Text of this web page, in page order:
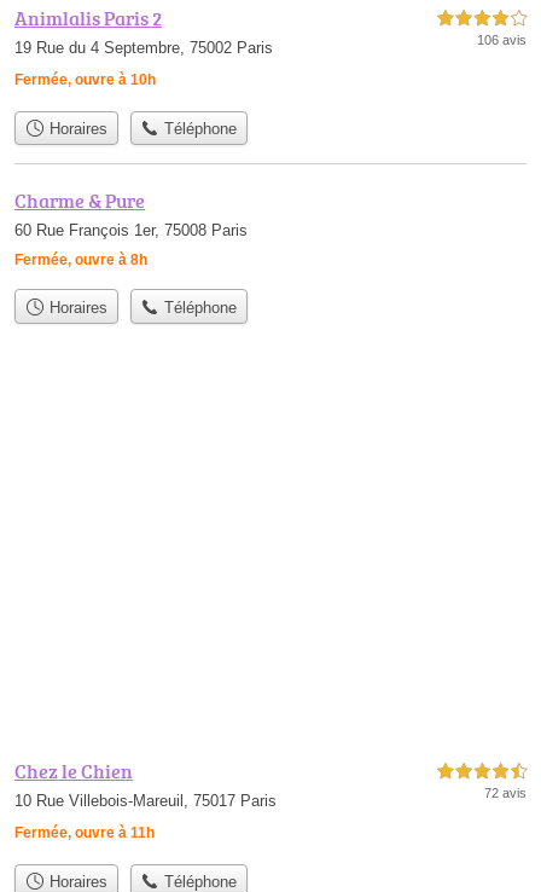
Animlalis Paris 2
19 Rue du 4 Septembre, 75002 Paris
Fermée, ouvre à 10h
4,0 étoiles sur 5
106 avis
Horaires Téléphone
Charme & Pure
60 Rue François 1er, 75008 Paris
Fermée, ouvre à 8h
Horaires Téléphone
Chez le Chien
10 Rue Villebois-Mareuil, 75017 Paris
Fermée, ouvre à 11h
4,5 étoiles sur 5
72 avis
Horaires Téléphone